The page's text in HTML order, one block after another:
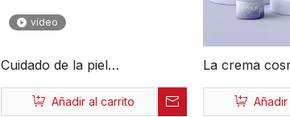
vídeo
Cuidado de la piel
personalizado que
empaqueta los tarros
Añadir al carrito
La crema
de lujo
requisitos